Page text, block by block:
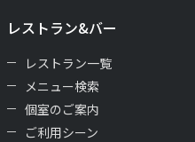
レストラン&バー
レストラン一覧
メニュー検索
個室のご案内
ご利用シーン